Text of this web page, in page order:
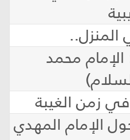
محمد
زمن الغيبة
الإمام المهدي